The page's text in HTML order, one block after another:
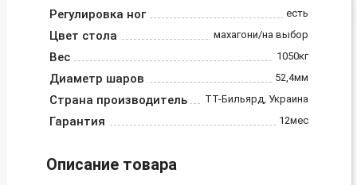
Регулировка ног есть
Цвет стола махагони/на выбор
Вес 1050кг
Диаметр шаров 52,4мм
Страна производитель ТТ-Бильярд, Украина
Гарантия 12мес
Описание товара